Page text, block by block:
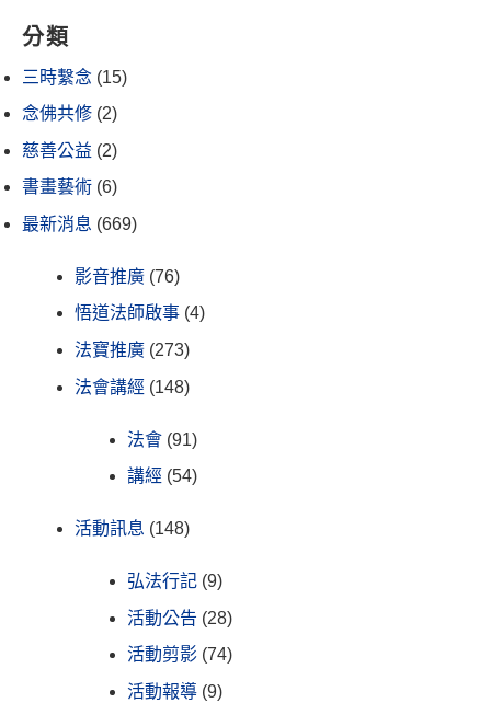
分類
三時繫念 (15)
念佛共修 (2)
慈善公益 (2)
書畫藝術 (6)
最新消息 (669)
影音推廣 (76)
悟道法師啟事 (4)
法寶推廣 (273)
法會講經 (148)
法會 (91)
講經 (54)
活動訊息 (148)
弘法行記 (9)
活動公告 (28)
活動剪影 (74)
活動報導 (9)